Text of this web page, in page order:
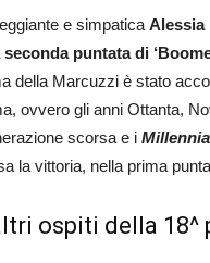
e simpatica Alessia
seconda puntata di
della Marcuzzi è stato
ovvero gli anni Ottanta,
scorsa e i
la vittoria, nella prima
ospiti della 18^